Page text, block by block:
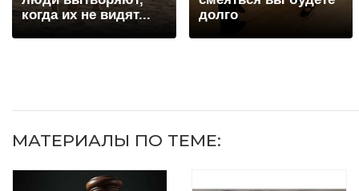
когда их не видят...
долго
МАТЕРИАЛЫ ПО ТЕМЕ: